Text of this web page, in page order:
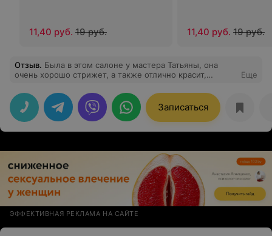
11,40 руб. 19 руб. 11,40 руб. 19 руб.
Отзыв. Была в этом салоне у мастера Татьяны, она
очень хорошо стрижет, а также отлично красит,
Еще
Записаться
ЭФФЕКТИВНАЯ РЕКЛАМА НА САЙТЕ